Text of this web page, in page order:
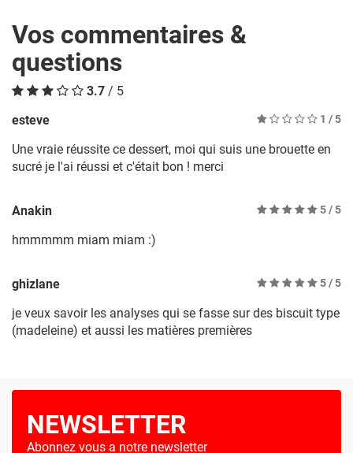
Vos commentaires &
questions
3.7 / 5
esteve
1 / 5
Une vraie réussite ce dessert, moi qui suis une brouette en
sucré je l'ai réussi et c'était bon ! merci
Anakin 5/ 5
hmmmmm miam miam :)
ghizlane 5/ 5
je veux savoir les analyses qui se fasse sur des biscuit type
(madeleine) et aussi les matières premières
NEWSLETTER
Abonnez vous a notre newsletter